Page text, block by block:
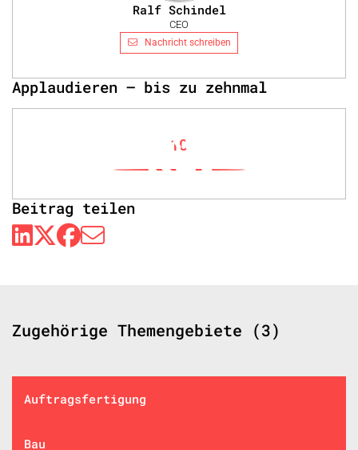
Ralf Schindel
CEO
Nachricht schreiben
Applaudieren – bis zu zehnmal
10
Beitrag teilen
Zugehörige Themengebiete (3)
Auftragsfertigung
Bau